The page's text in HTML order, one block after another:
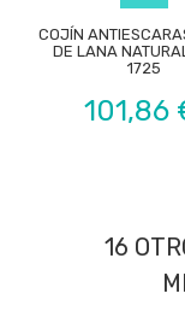
COJÍN
DE LANA
1725
Precio
101,86
16